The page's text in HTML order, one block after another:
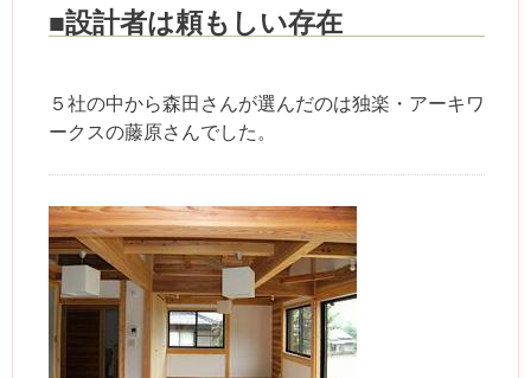
■設計者は頼もしい存在
５社の中から森田さんが選んだのは独楽・アーキワ
ークスの藤原さんでした。